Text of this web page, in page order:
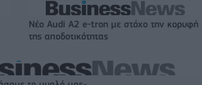
Νέο Audi A2 e-tron με στόχο την κορυφή
της αποδοτικότητας